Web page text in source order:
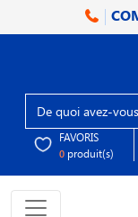
FAVORIS
0 produit(s)